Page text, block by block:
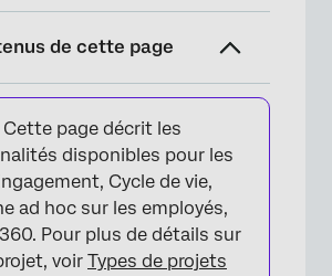
de cette page
widgets
widgets
widgets
filtres au niveau des widgets
widget
Cette page décrit les
disponibles pour les
Cycle de vie,
ad hoc sur les employés,
Pour plus de détails sur
voir Types de projets